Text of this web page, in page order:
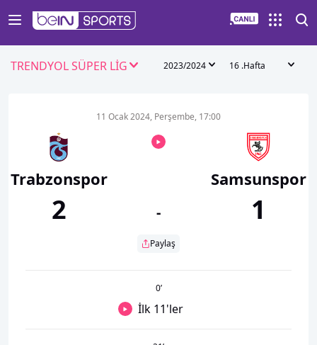
TRENDYOL SÜPER LİG 2023/2024 16 .Hafta
Trabzonspor
2
11 Ocak 2024, Perşembe, 17:00
-
Paylaş
Samsunspor
1
0’
İlk 11'ler